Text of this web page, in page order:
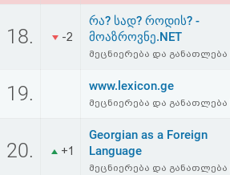
18. -2
რა? სად? როდის? -
მოაზროვნე.NET
მეცნიერება და განათლება
19. www.lexicon.ge
მეცნიერება და განათლება
20. +1
Georgian as a Foreign
Language
მეცნიერება და განათლება